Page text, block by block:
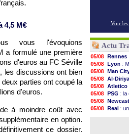
4,5 M€
vous l'évoquions
a formulé une première
d'euros au FC Séville
les discussions ont bien
parties ont coupé la
d'euros.
à moindre coût avec
en option.
ce dossier.
Voir les
Actu
05/08 Rennes
05/08 Lyon :
05/08 Man
05/08 Al-
05/08 Atletico
05/08 PSG : la
05/08
05/08 Real :
: